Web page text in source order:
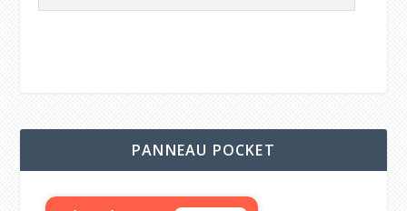
PANNEAU POCKET